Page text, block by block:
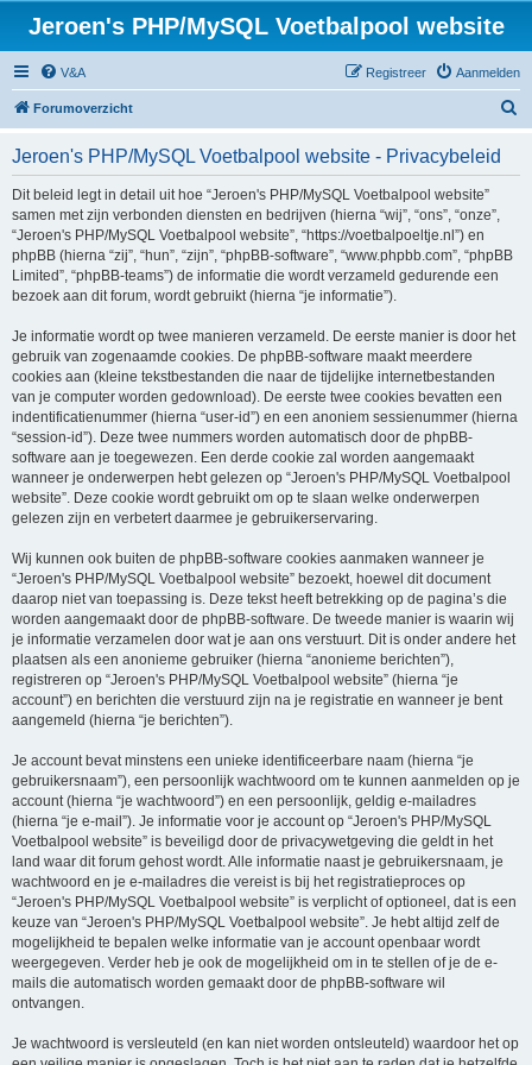
Jeroen's PHP/MySQL Voetbalpool website
V&A Aanmelden
Registreer
Forumoverzicht
Jeroen's PHP/MySQL Voetbalpool website - Privacybeleid
Dit beleid legt in detail uit hoe “Jeroen's PHP/MySQL Voetbalpool website”
samen met zijn verbonden diensten en bedrijven (hierna “wij”, “ons”, “onze”,
“Jeroen's PHP/MySQL Voetbalpool website”, “https://voetbalpoeltje.nl”) en
phpBB (hierna “zij”, “hun”, “zijn”, “phpBB-software”, “www.phpbb.com”, “phpBB
Limited”, “phpBB-teams”) de informatie die wordt verzameld gedurende een
bezoek aan dit forum, wordt gebruikt (hierna “je informatie”).
Je informatie wordt op twee manieren verzameld. De eerste manier is door het
gebruik van zogenaamde cookies. De phpBB-software maakt meerdere
cookies aan (kleine tekstbestanden die naar de tijdelijke internetbestanden
van je computer worden gedownload). De eerste twee cookies bevatten een
indentificatienummer (hierna “user-id”) en een anoniem sessienummer (hierna
“session-id”). Deze twee nummers worden automatisch door de phpBB-
software aan je toegewezen. Een derde cookie zal worden aangemaakt
wanneer je onderwerpen hebt gelezen op “Jeroen's PHP/MySQL Voetbalpool
website”. Deze cookie wordt gebruikt om op te slaan welke onderwerpen
gelezen zijn en verbetert daarmee je gebruikerservaring.
Wij kunnen ook buiten de phpBB-software cookies aanmaken wanneer je
“Jeroen's PHP/MySQL Voetbalpool website” bezoekt, hoewel dit document
daarop niet van toepassing is. Deze tekst heeft betrekking op de pagina’s die
worden aangemaakt door de phpBB-software. De tweede manier is waarin wij
je informatie verzamelen door wat je aan ons verstuurt. Dit is onder andere het
plaatsen als een anonieme gebruiker (hierna “anonieme berichten”),
registreren op “Jeroen's PHP/MySQL Voetbalpool website” (hierna “je
account”) en berichten die verstuurd zijn na je registratie en wanneer je bent
aangemeld (hierna “je berichten”).
Je account bevat minstens een unieke identificeerbare naam (hierna “je
gebruikersnaam”), een persoonlijk wachtwoord om te kunnen aanmelden op je
account (hierna “je wachtwoord”) en een persoonlijk, geldig e-mailadres
(hierna “je e-mail”). Je informatie voor je account op “Jeroen's PHP/MySQL
Voetbalpool website” is beveiligd door de privacywetgeving die geldt in het
land waar dit forum gehost wordt. Alle informatie naast je gebruikersnaam, je
wachtwoord en je e-mailadres die vereist is bij het registratieproces op
“Jeroen's PHP/MySQL Voetbalpool website” is verplicht of optioneel, dat is een
keuze van “Jeroen's PHP/MySQL Voetbalpool website”. Je hebt altijd zelf de
mogelijkheid te bepalen welke informatie van je account openbaar wordt
weergegeven. Verder heb je ook de mogelijkheid om in te stellen of je de e-
mails die automatisch worden gemaakt door de phpBB-software wil
ontvangen.
Je wachtwoord is versleuteld (en kan niet worden ontsleuteld) waardoor het op